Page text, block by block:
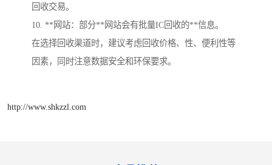
回收交易。
10. **网站：部分**网站会有批量IC回收的**信息。
在选择回收渠道时，建议考虑回收价格、性、便利性等
因素，同时注意数据安全和环保要求。
http://www.shkzzl.com